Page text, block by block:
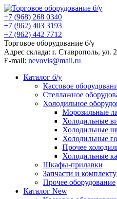
+7 (968) 268 0340
+7 (962) 403 3193
+7 (962) 442 7712
Торговое оборудование б/у
Адрес склада: г. Ставрополь, ул.
E-mail: nevovis@mail.ru
Каталог б/у
Кассовое
Стеллажное
Холодильное
Морозильные
Холодильные
Холодильные
Холодильные
Прочее
Холодильные
Шкафы-прилавки
Запчасти и
Прочее оборудование
Каталог New